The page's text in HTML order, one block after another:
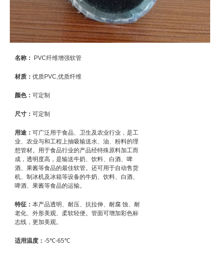
名称： PVC纤维增强软管
材质： 优质PVC,优质纤维
颜色： 可定制
尺寸： 可定制
用途： 可广泛用于食品、卫生及农业行业，是工
业、农业与和工程上抽吸输送水、油、粉料的理
想管材。用于食品行业的产品经特殊原料加工而
成，透明度高，是输送牛奶、饮料、白酒、啤
酒、果酱等食品的最佳软管。还可用于自动售货
机、制冰机及冰箱等设备的牛奶、饮料、白酒、
啤酒、果酱等食品的运输。
特征： 本产品透明、耐压、抗拉伸、耐腐 蚀、耐
老化、外形美观、柔软轻便。管面可增加彩色标
志线，更加美观。
适用温度： -5℃-65℃